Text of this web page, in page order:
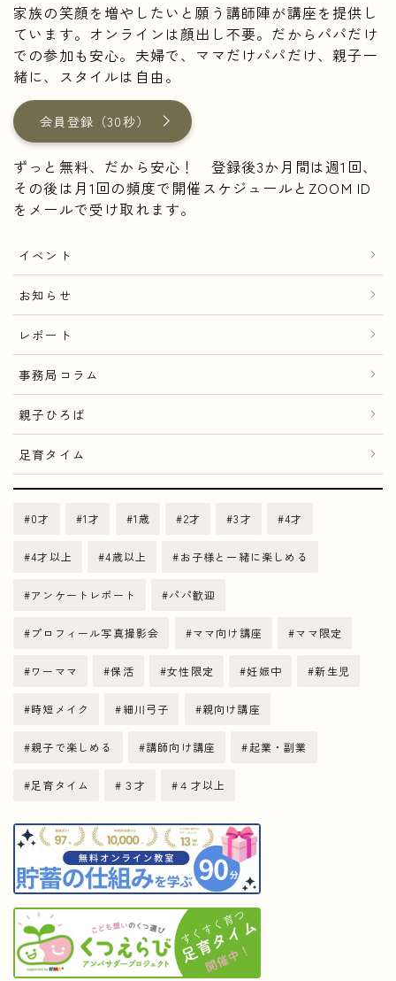
家族の笑顔を増やしたいと願う講師陣が講座を提供し
ています。オンラインは顔出し不要。だからパパだけ
での参加も安心。夫婦で、ママだけパパだけ、親子一
緒に、スタイルは自由。
会員登録（30秒）
ずっと無料、だから安心！ 登録後3か月間は週1回、
その後は月1回の頻度で開催スケジュールとZOOM ID
をメールで受け取れます。
イベント
お知らせ
レポート
事務局コラム
親子ひろば
足育タイム
0才 1才 1歳 2才 3才 4才
4才以上 4歳以上 お子様と一緒に楽しめる
アンケートレポート パパ歓迎
プロフィール写真撮影会 ママ向け講座 ママ限定
ワーママ 保活 女性限定 妊娠中 新生児
時短メイク 細川弓子 親向け講座
親子で楽しめる 講師向け講座 起業・副業
足育タイム ３才 ４才以上